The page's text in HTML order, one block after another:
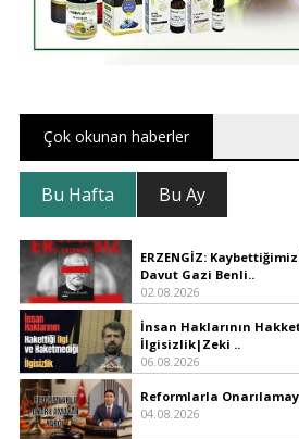
Çok okunan haberler
Bu Hafta Bu Ay
ERZENGİZ:
Davut Gazi Benli..
02.08.2026
İnsan Haklarının
İlgisizlik|Zeki ..
06.08.2026
Reformlarla
04.08.2026